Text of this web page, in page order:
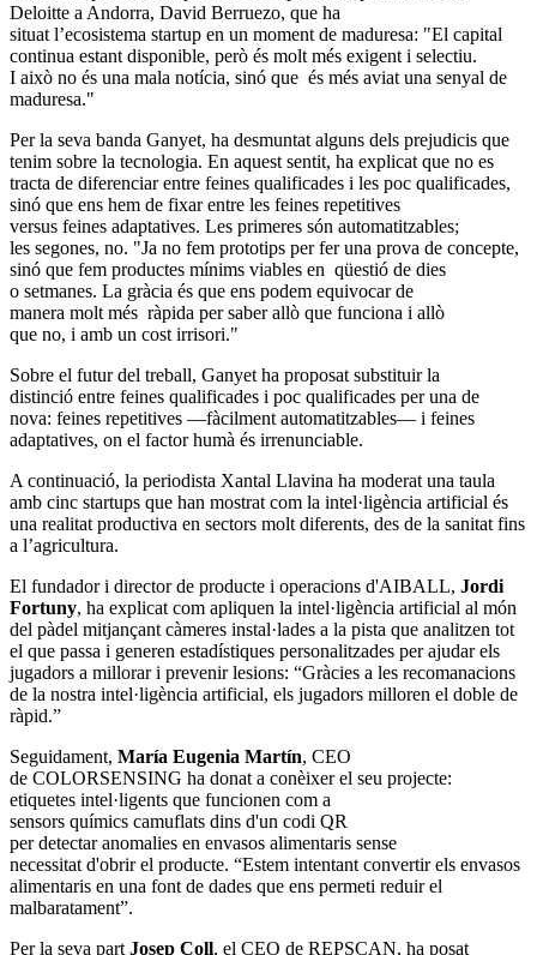
Deloitte a Andorra, David Berruezo, que ha
situat l’ecosistema startup en un moment de maduresa: "El capital
continua estant disponible, però és molt més exigent i selectiu.
I això no és una mala notícia, sinó que és més aviat una senyal de
maduresa."
Per la seva banda Ganyet, ha desmuntat alguns dels prejudicis que
tenim sobre la tecnologia. En aquest sentit, ha explicat que no es
tracta de diferenciar entre feines qualificades i les poc qualificades,
sinó que ens hem de fixar entre les feines repetitives
versus feines adaptatives. Les primeres són automatitzables;
les segones, no. "Ja no fem prototips per fer una prova de concepte,
sinó que fem productes mínims viables en qüestió de dies
o setmanes. La gràcia és que ens podem equivocar de
manera molt més ràpida per saber allò que funciona i allò
que no, i amb un cost irrisori."
Sobre el futur del treball, Ganyet ha proposat substituir la
distinció entre feines qualificades i poc qualificades per una de
nova: feines repetitives —fàcilment automatitzables— i feines
adaptatives, on el factor humà és irrenunciable.
A continuació, la periodista Xantal Llavina ha moderat una taula
amb cinc startups que han mostrat com la intel·ligència artificial és
una realitat productiva en sectors molt diferents, des de la sanitat fins
a l’agricultura.
El fundador i director de producte i operacions d'AIBALL, Jordi
Fortuny, ha explicat com apliquen la intel·ligència artificial al món
del pàdel mitjançant càmeres instal·lades a la pista que analitzen tot
el que passa i generen estadístiques personalitzades per ajudar els
jugadors a millorar i prevenir lesions: “Gràcies a les recomanacions
de la nostra intel·ligència artificial, els jugadors milloren el doble de
ràpid.”
Seguidament, María Eugenia Martín, CEO
de COLORSENSING ha donat a conèixer el seu projecte:
etiquetes intel·ligents que funcionen com a
sensors químics camuflats dins d'un codi QR
per detectar anomalies en envasos alimentaris sense
necessitat d'obrir el producte. “Estem intentant convertir els envasos
alimentaris en una font de dades que ens permeti reduir el
malbaratament”.
Per la seva partJosep Coll, el CEO de REPSCAN, ha posat